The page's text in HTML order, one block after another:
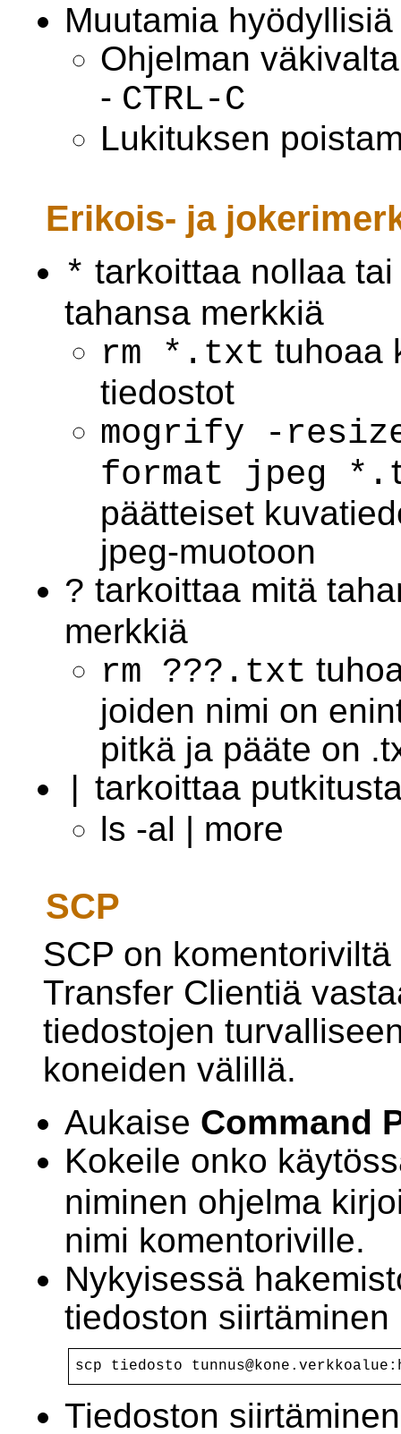
Muutamia
Ohjelman
- CTRL-C
Lukituksen
Erikois- ja
* tarkoittaa nollaa
tahansa merkkiä
rm *.txt tuhoaa
tiedostot
mogrify -
format jpeg
päätteiset
jpeg-muotoon
? tarkoittaa mitä
merkkiä
rm ???.txt
joiden nimi on
pitkä ja pääte on
tarkoittaa
ls -al | more
SCP
SCP on
Transfer Clientiä
tiedostojen
koneiden välillä.
Aukaise Command
Kokeile onko
niminen ohjelma
nimi komentoriville.
Nykyisessä
tiedoston
scp tiedosto
Tiedoston